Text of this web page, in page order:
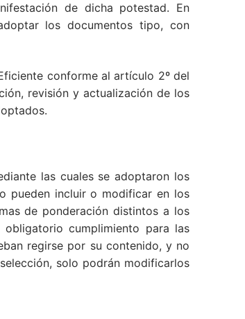
de dicha potestad. En
los documentos tipo, con
conforme al artículo 2º del
revisión y actualización de los
las cuales se adoptaron los
pueden incluir o modificar en los
de ponderación distintos a los
cumplimiento para las
regirse por su contenido, y no
solo podrán modificarlos